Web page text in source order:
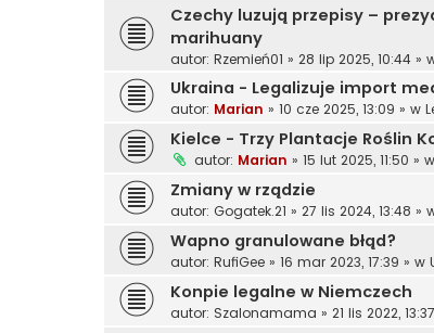
Czechy luzują przepisy –
marihuany
autor: Rzemień01 » 28 lip 2025, 10:44 »
Ukraina - Legalizuje import
autor: Marian » 10 cze 2025, 13:09 » w
Kielce - Trzy Plantacje Roślin
autor: Marian » 15 lut 2025, 11:50 » w
Zmiany w rządzie
autor: Gogatek.21 » 27 lis 2024, 13:48 »
Wapno granulowane błąd?
autor: RufiGee » 16 mar 2023, 17:39 » w
Konpie legalne w Niemczech
autor: Szalonamama » 21 lis 2022, 13:37